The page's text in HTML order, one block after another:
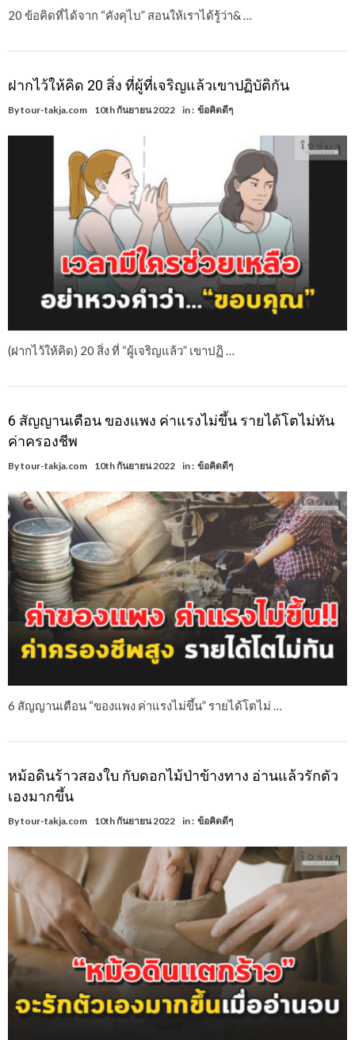
20 ข้อคิดที่ได้จาก “คังคุไบ” สอนให้เราได้รู้ว่า& …
ฝากไว้ให้คิด 20 สิ่ง ที่ผู้ที่เจริญแล้วเขาปฏิบัติกัน
Bytour-takja.com 10th กันยายน 2022 in : ข้อคิดดีๆ
(ฝากไว้ให้คิด) 20 สิ่ง ที่ “ผู้เจริญแล้ว” เขาปฏิ …
6 สัญญานเตือน ของแพง ค่าแรงไม่ขึ้น รายได้โตไม่ทัน
ค่าครองชีพ
Bytour-takja.com 10th กันยายน 2022 in : ข้อคิดดีๆ
6 สัญญานเตือน “ของแพง ค่าแรงไม่ขึ้น” รายได้โตไม่ …
หม้อดินร้าวสองใบ กับดอกไม้ป่าข้างทาง อ่านแล้วรักตัว
เองมากขึ้น
Bytour-takja.com 10th กันยายน 2022 in : ข้อคิดดีๆ